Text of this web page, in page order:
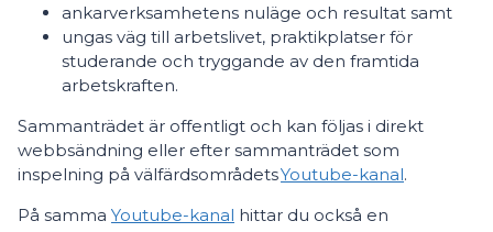
ankarverksamhetens nuläge och resultat samt
ungas väg till arbetslivet, praktikplatser för
studerande och tryggande av den framtida
arbetskraften.
Sammanträdet är offentligt och kan följas i direkt
webbsändning eller efter sammanträdet som
inspelning på välfärdsområdetsYoutube-kanal.
På samma Youtube-kanal hittar du också en